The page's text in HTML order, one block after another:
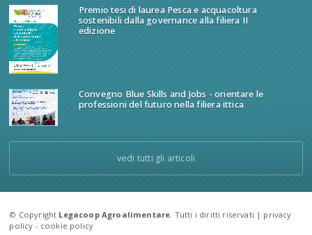
Premio tesi di laurea Pesca e acquacoltura
sostenibili dalla governance alla filiera II
edizione
Convegno Blue Skills and Jobs - orientare le
professioni del futuro nella filiera ittica
vedi tutti gli articoli
© Copyright Legacoop Agroalimentare . Tutti i diritti riservati | privacy
policy - cookie policy